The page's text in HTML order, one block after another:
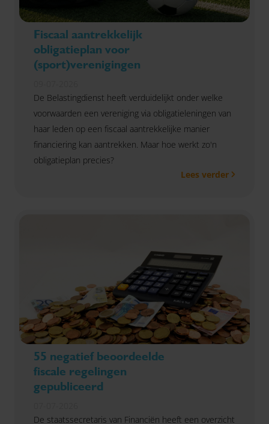
Fiscaal aantrekkelijk
obligatieplan voor
(sport)verenigingen
De Belastingdienst heeft verduidelijkt onder welke
voorwaarden een vereniging via obligatieleningen van
haar leden op een fiscaal aantrekkelijke manier
financiering kan aantrekken. Maar hoe werkt zo'n
obligatieplan precies?
Lees verder
55 negatief beoordeelde
fiscale regelingen
gepubliceerd
De staatssecretaris van Financiën heeft een overzicht